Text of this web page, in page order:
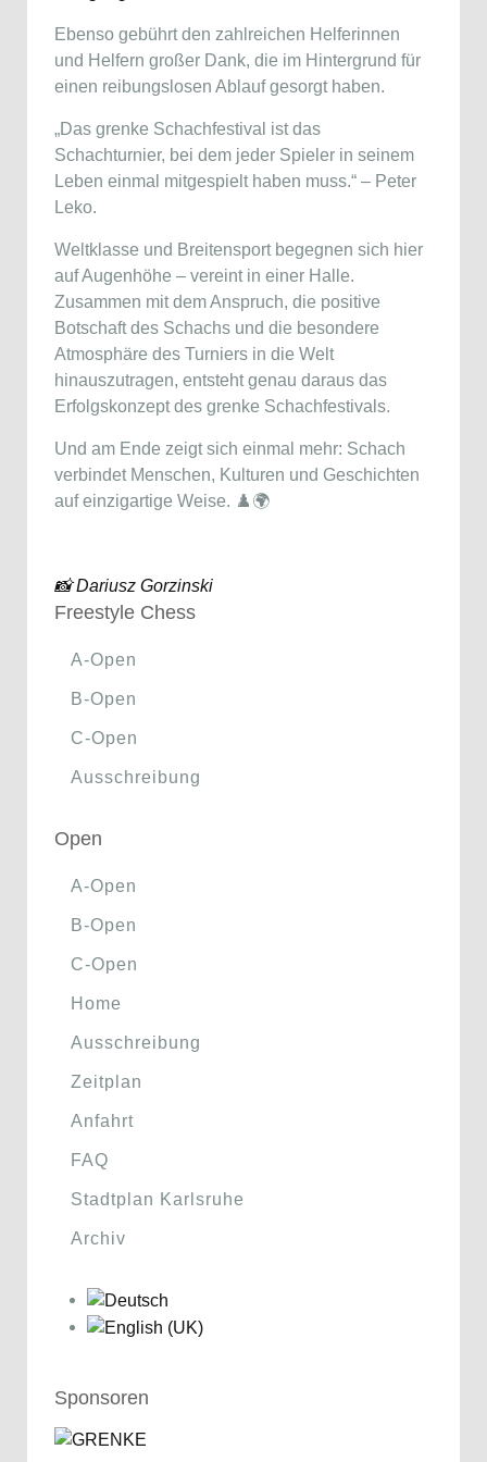
Ebenso gebührt den zahlreichen Helferinnen
und Helfern großer Dank, die im Hintergrund für
einen reibungslosen Ablauf gesorgt haben.
„Das grenke Schachfestival ist das
Schachturnier, bei dem jeder Spieler in seinem
Leben einmal mitgespielt haben muss.“ – Peter
Leko.
Weltklasse und Breitensport begegnen sich hier
auf Augenhöhe – vereint in einer Halle.
Zusammen mit dem Anspruch, die positive
Botschaft des Schachs und die besondere
Atmosphäre des Turniers in die Welt
hinauszutragen, entsteht genau daraus das
Erfolgskonzept des grenke Schachfestivals.
Und am Ende zeigt sich einmal mehr: Schach
verbindet Menschen, Kulturen und Geschichten
auf einzigartige Weise. ♟️🌍
📸 Dariusz Gorzinski
Freestyle Chess
A-Open
B-Open
C-Open
Ausschreibung
Open
A-Open
B-Open
C-Open
Home
Ausschreibung
Zeitplan
Anfahrt
FAQ
Stadtplan Karlsruhe
Archiv
Sponsoren